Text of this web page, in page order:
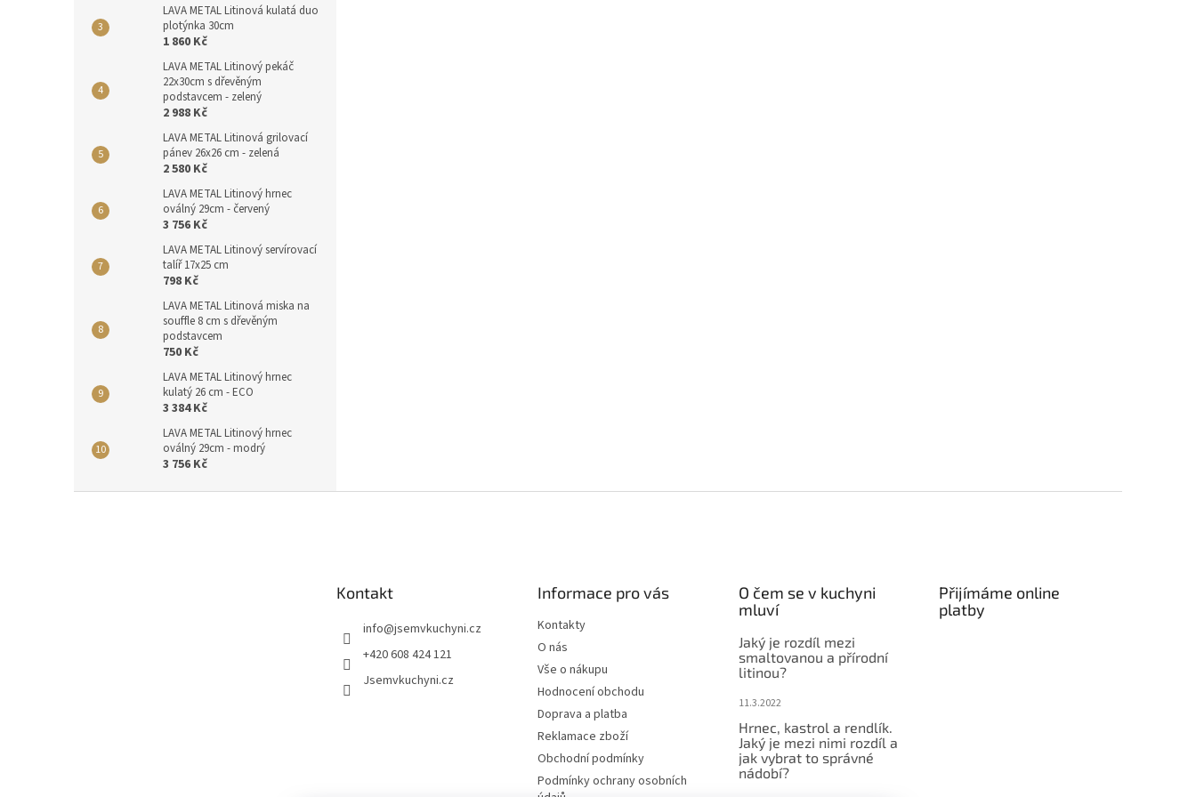
LAVA METAL Litinová kulatá duo
plotýnka 30cm
1 860 Kč
LAVA METAL Litinový pekáč
22x30cm s dřevěným
podstavcem - zelený
2 988 Kč
LAVA METAL Litinová grilovací
pánev 26x26 cm - zelená
2 580 Kč
LAVA METAL Litinový hrnec
oválný 29cm - červený
3 756 Kč
LAVA METAL Litinový servírovací
talíř 17x25 cm
798 Kč
LAVA METAL Litinová miska na
souffle 8 cm s dřevěným
podstavcem
750 Kč
LAVA METAL Litinový hrnec
kulatý 26 cm - ECO
3 384 Kč
LAVA METAL Litinový hrnec
oválný 29cm - modrý
3 756 Kč
Kontakt
info@jsemvkuchyni.cz
+420 608 424 121
Jsemvkuchyni.cz
Informace pro vás
Kontakty
O nás
Vše o nákupu
Hodnocení obchodu
Doprava a platba
Reklamace zboží
Obchodní podmínky
Podmínky ochrany osobních
O čem se v kuchyni
mluví
Jaký je rozdíl mezi
smaltovanou a přírodní
litinou?
11.3.2022
Hrnec, kastrol a rendlík.
Jaký je mezi nimi rozdíl a
jak vybrat to správné
nádobí?
Přijímáme online
platby